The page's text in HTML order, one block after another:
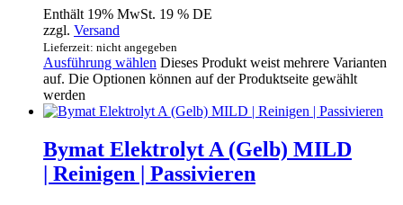
Enthält 19% MwSt. 19 % DE
zzgl. Versand
Lieferzeit: nicht angegeben
Ausführung wählen Dieses Produkt weist mehrere Varianten
auf. Die Optionen können auf der Produktseite gewählt
werden
Bymat Elektrolyt A (Gelb) MILD
| Reinigen | Passivieren